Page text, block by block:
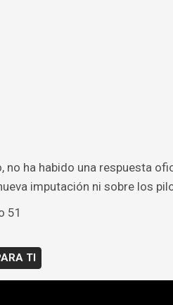
no ha habido una respuesta
imputación ni sobre los
51
TI